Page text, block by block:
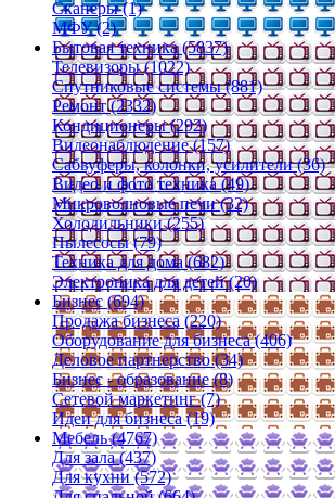
Сканеры (1)
МФУ (2)
Бытовая техника (5837)
Телевизоры (1022)
Спутниковые системы (881)
Ремонт (2332)
Кондиционеры (292)
Видеонаблюдение (157)
Сабвуферы, колонки, усилители (36)
Видео и фото техника (49)
Микроволновые печи (32)
Холодильники (255)
Пылесосы (79)
Техника для дома (682)
Электроника для детей (20)
Бизнес (694)
Продажа бизнеса (220)
Оборудование для бизнеса (406)
Деловое партнерство (34)
Бизнес - образование (8)
Сетевой маркетинг (7)
Идеи для бизнеса (19)
Мебель (4767)
Для зала (437)
Для кухни (572)